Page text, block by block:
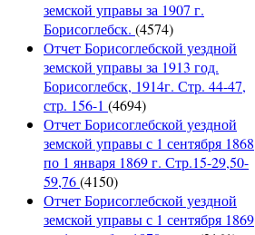
земской управы за 1907 г.
Борисоглебск. (4574)
Отчет Борисоглебской уездной
земской управы за 1913 год.
Борисоглебск, 1914г. Стр. 44-47,
стр. 156-1 (4694)
Отчет Борисоглебской уездной
земской управы с 1 сентября 1868
по 1 января 1869 г. Стр.15-29,50-
59,76(4150)
Отчет Борисоглебской уездной
земской управы с 1 сентября 1869